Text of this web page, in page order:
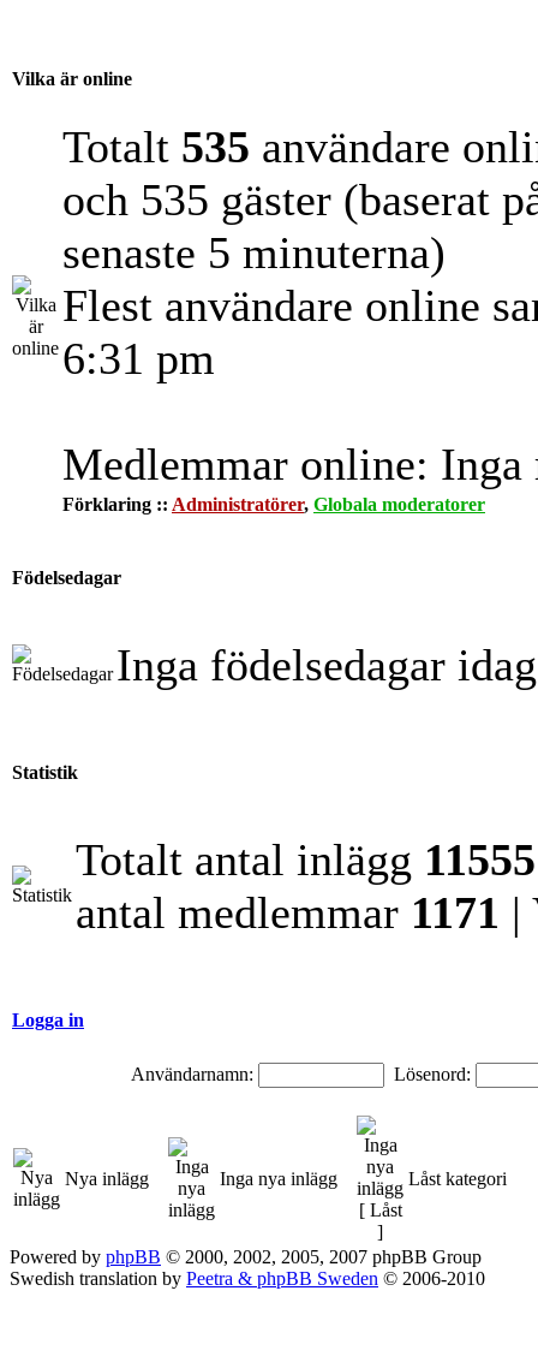
Vilka är online
Totalt 535 användare
och 535 gäster (baserat
senaste 5 minuterna)
Flest användare online
6:31 pm
Medlemmar online: Inga
Förklaring :: Administratörer, Globala moderatorer
Födelsedagar
Inga födelsedagar
Statistik
Totalt antal inlägg
antal medlemmar 1171 |
Logga in
Användarnamn: Lösenord:
Nya inlägg Inga nya inlägg Låst kategori
Powered by phpBB © 2000, 2002, 2005, 2007 phpBB Group
Swedish translation by Peetra & phpBB Sweden © 2006-2010